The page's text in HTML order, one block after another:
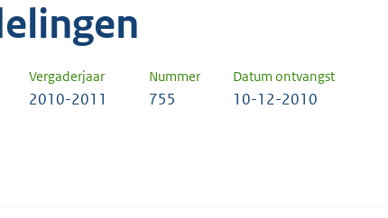
Vergaderjaar Nummer Datum ontvangst
2010-2011 755 10-12-2010